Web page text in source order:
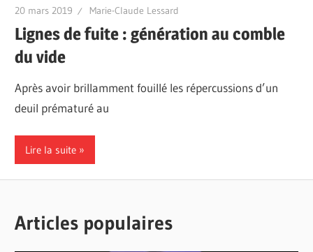
20 mars 2019 Marie-Claude Lessard
Lignes de fuite : génération au comble
du vide
Après avoir brillamment fouillé les répercussions d’un
deuil prématuré au
Lire la suite
Articles populaires